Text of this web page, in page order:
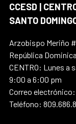
CCESD |
SANTO
Arzobispo Meriño
República
CENTRO: Lunes a
9:00 a 6:00 pm
Correo
Teléfono: